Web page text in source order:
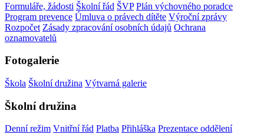
Formuláře, žádosti Školní řád ŠVP Plán výchovného poradce
Program prevence Úmluva o právech dítěte Výroční zprávy
Rozpočet Zásady zpracování osobních údajů Ochrana
oznamovatelů
Fotogalerie
Škola Školní družina Výtvarná galerie
Školní družina
Denní režim Vnitřní řád Platba Přihláška Prezentace oddělení